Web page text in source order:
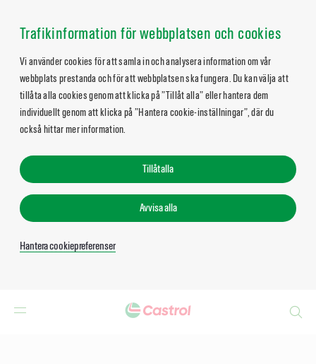
Trafikinformation för webbplatsen och cookies
Vi använder cookies för att samla in och analysera information om vår
webbplats prestanda och för att webbplatsen ska fungera. Du kan välja att
tillåta alla cookies genom att klicka på ”Tillåt alla” eller hantera dem
individuellt genom att klicka på ”Hantera cookie-inställningar”, där du
också hittar mer information.
Tillåt alla
Avvisa alla
Hantera cookiepreferenser